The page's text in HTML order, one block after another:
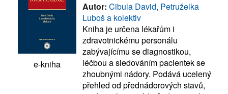
e-kniha
Autor: Cibula David, Petruželka
Luboš a kolektiv
Kniha je určena lékařům i
zdravotnickému personálu
zabývajícímu se diagnostikou,
léčbou a sledováním pacientek se
zhoubnými nádory. Podává ucelený
přehled od přednádorových stavů,